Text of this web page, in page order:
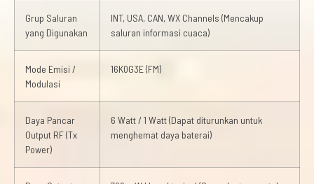
Grup Saluran
yang Digunakan
INT, USA, CAN, WX Channels (Mencakup
saluran informasi cuaca)
Mode Emisi /
Modulasi
16K0G3E (FM)
Daya Pancar
Output RF (Tx
Power)
6 Watt / 1 Watt (Dapat diturunkan untuk
menghemat daya baterai)